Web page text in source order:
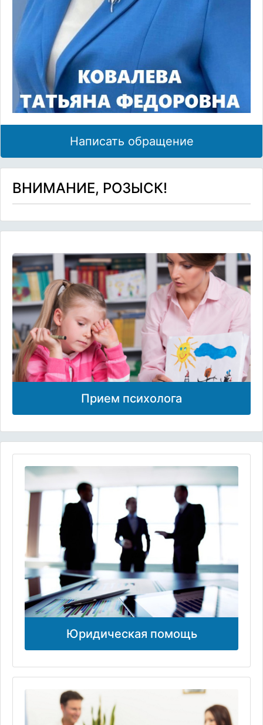
Написать обращение
ВНИМАНИЕ, РОЗЫСК!
Прием психолога
Юридическая помощь